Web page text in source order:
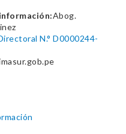
Abog.
N.° D0000244-